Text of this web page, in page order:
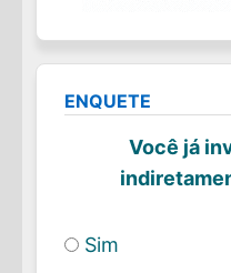
ENQUETE
Você já
Sim